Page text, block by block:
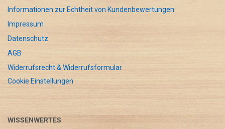
Informationen zur Echtheit von Kundenbewertungen
Impressum
Datenschutz
AGB
Widerrufsrecht & Widerrufsformular
Cookie Einstellungen
WISSENWERTES